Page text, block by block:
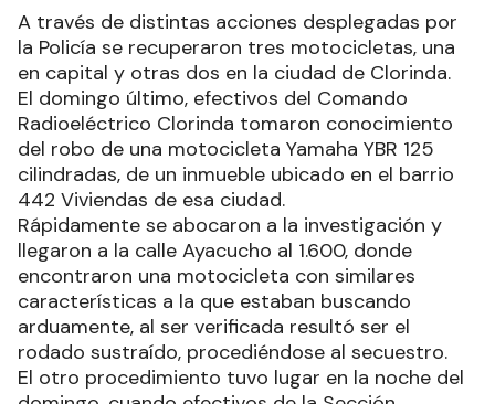
A través de distintas acciones desplegadas por
la Policía se recuperaron tres motocicletas, una
en capital y otras dos en la ciudad de Clorinda.
El domingo último, efectivos del Comando
Radioeléctrico Clorinda tomaron conocimiento
del robo de una motocicleta Yamaha YBR 125
cilindradas, de un inmueble ubicado en el barrio
442 Viviendas de esa ciudad.
Rápidamente se abocaron a la investigación y
llegaron a la calle Ayacucho al 1.600, donde
encontraron una motocicleta con similares
características a la que estaban buscando
arduamente, al ser verificada resultó ser el
rodado sustraído, procediéndose al secuestro.
El otro procedimiento tuvo lugar en la noche del